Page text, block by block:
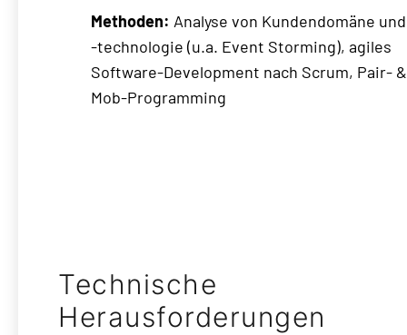
Methoden: Analyse von Kundendomäne und
-technologie (u.a. Event Storming), agiles
Software-Development nach Scrum, Pair- &
Mob-Programming
Technische
Herausforderungen